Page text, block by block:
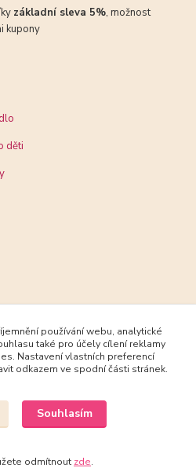
základní sleva 5%, možnost
kupony
děti
sběr cookies.
HopHopShop.cz
používání webu, analytické
také pro účely cílení reklamy
Nastavení vlastních preferencí
odkazem ve spodní části stránek.
Souhlasím
odmítnout zde.